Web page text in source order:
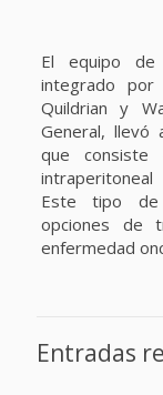
El equipo
integrado por
Quildrian y
General, llevó
que consiste
Este tipo de
opciones de
enfermedad
Entradas